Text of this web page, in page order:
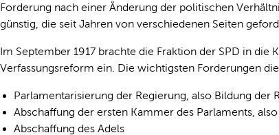
Forderung nach einer Änderung der politischen
günstig, die seit Jahren von verschiedenen Seiten
Im September 1917 brachte die Fraktion der SPD in
Verfassungsreform ein. Die wichtigsten Forderungen
Parlamentarisierung der Regierung, also Bildung
Abschaffung der ersten Kammer des Parlaments,
Abschaffung des Adels